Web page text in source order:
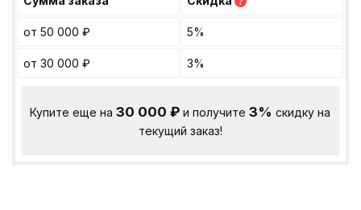
от 50 000 ₽ 5%
от 30 000 ₽ 3%
Купите еще на30 000₽ и получите3% скидку на
текущий заказ!